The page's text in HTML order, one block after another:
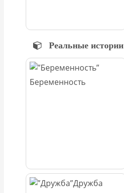
Реальные истории
Беременность
Дружба